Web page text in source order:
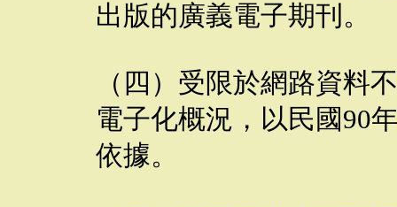
出版的廣義電子期刊。
（四）受限於網路資料
電子化概況，以民國90
依據。